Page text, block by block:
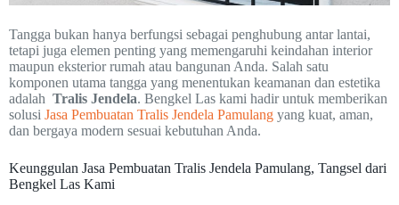
Tangga bukan hanya berfungsi sebagai penghubung antar lantai,
tetapi juga elemen penting yang memengaruhi keindahan interior
maupun eksterior rumah atau bangunan Anda. Salah satu
komponen utama tangga yang menentukan keamanan dan estetika
adalah Tralis Jendela. Bengkel Las kami hadir untuk memberikan
solusi Jasa Pembuatan Tralis Jendela Pamulang yang kuat, aman,
dan bergaya modern sesuai kebutuhan Anda.
Keunggulan Jasa Pembuatan Tralis Jendela Pamulang, Tangsel dari
Bengkel Las Kami